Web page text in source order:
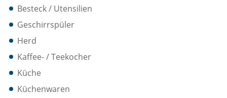
Besteck / Utensilien
Geschirrspüler
Herd
Kaffee- / Teekocher
Küche
Küchenwaren